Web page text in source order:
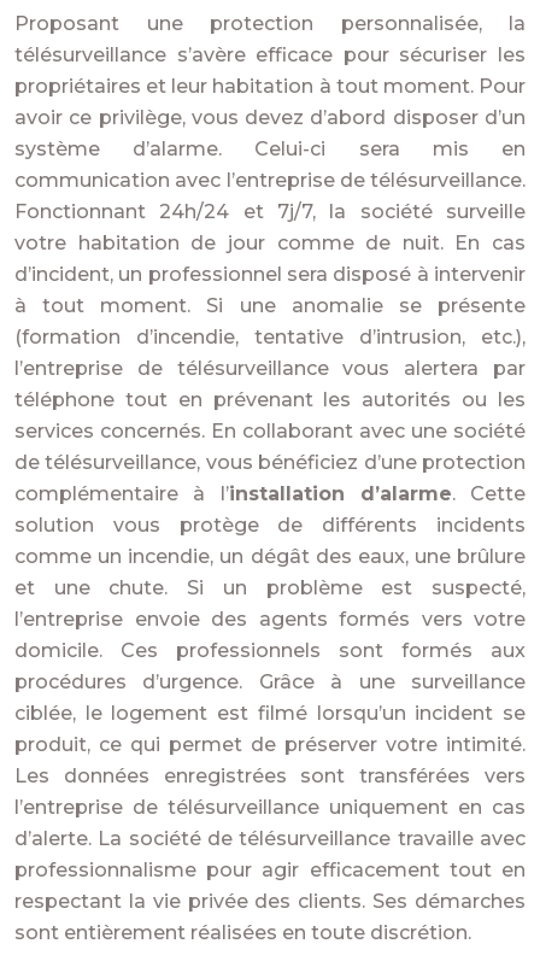
Proposant une protection personnalisée, la
télésurveillance s’avère efficace pour sécuriser les
propriétaires et leur habitation à tout moment. Pour
avoir ce privilège, vous devez d’abord disposer d’un
système d’alarme. Celui-ci sera mis en
communication avec l’entreprise de télésurveillance.
Fonctionnant 24h/24 et 7j/7, la société surveille
votre habitation de jour comme de nuit. En cas
d’incident, un professionnel sera disposé à intervenir
à tout moment. Si une anomalie se présente
(formation d’incendie, tentative d’intrusion, etc.),
l’entreprise de télésurveillance vous alertera par
téléphone tout en prévenant les autorités ou les
services concernés. En collaborant avec une société
de télésurveillance, vous bénéficiez d’une protection
complémentaire à l’installation d’alarme. Cette
solution vous protège de différents incidents
comme un incendie, un dégât des eaux, une brûlure
et une chute. Si un problème est suspecté,
l’entreprise envoie des agents formés vers votre
domicile. Ces professionnels sont formés aux
procédures d’urgence. Grâce à une surveillance
ciblée, le logement est filmé lorsqu’un incident se
produit, ce qui permet de préserver votre intimité.
Les données enregistrées sont transférées vers
l’entreprise de télésurveillance uniquement en cas
d’alerte. La société de télésurveillance travaille avec
professionnalisme pour agir efficacement tout en
respectant la vie privée des clients. Ses démarches
sont entièrement réalisées en toute discrétion.